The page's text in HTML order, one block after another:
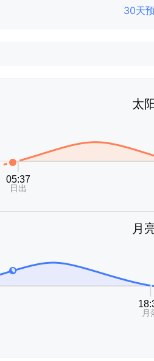
30天
太
月